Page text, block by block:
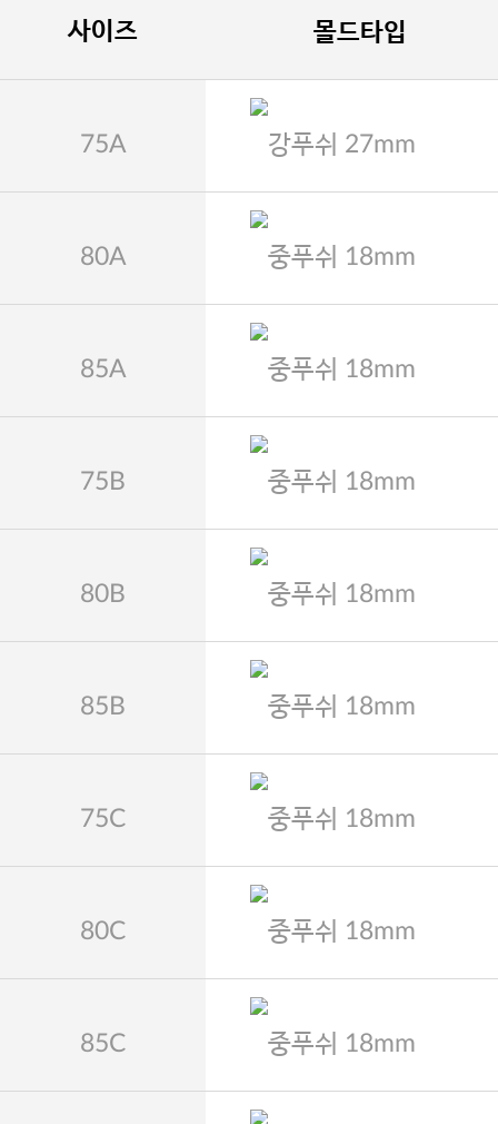
사이즈 몰드타입
75A 강푸쉬 27mm
80A 중푸쉬 18mm
85A 중푸쉬 18mm
75B 중푸쉬 18mm
80B 중푸쉬 18mm
85B 중푸쉬 18mm
75C 중푸쉬 18mm
80C 중푸쉬 18mm
85C 중푸쉬 18mm